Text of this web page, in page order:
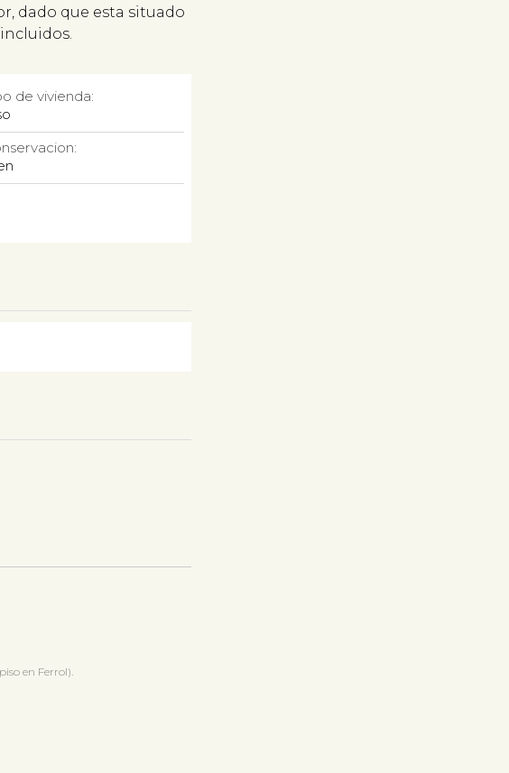
dado que esta situado
de vivienda:
en Ferrol).